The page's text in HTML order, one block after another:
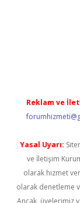
Reklam ve
Yasal Uyarı:
ve İletişim
olarak hizmet
olarak denetleme
Ancak, üyelerimiz